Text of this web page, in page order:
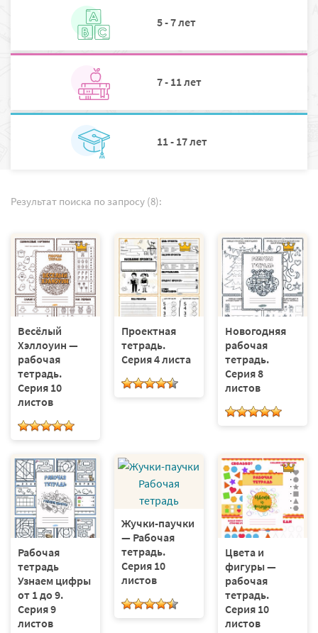
5 - 7 лет
7 - 11 лет
11 - 17 лет
Результат поиска по запросу (8):
Весёлый
Хэллоуин —
рабочая
тетрадь.
Серия 10
листов
Проектная
тетрадь.
Серия 4 листа
Новогодняя
рабочая
тетрадь.
Серия 8
листов
Рабочая
тетрадь
Узнаем цифры
от 1 до 9.
Серия 9
листов
Жучки-паучки
— Рабочая
тетрадь.
Серия 10
листов
Цвета и
фигуры —
рабочая
тетрадь.
Серия 10
листов